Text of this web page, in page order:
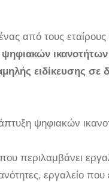
από τους
ειδίκευσης σε
ψηφιακών
περιλαμβάνει
εργαλείο που